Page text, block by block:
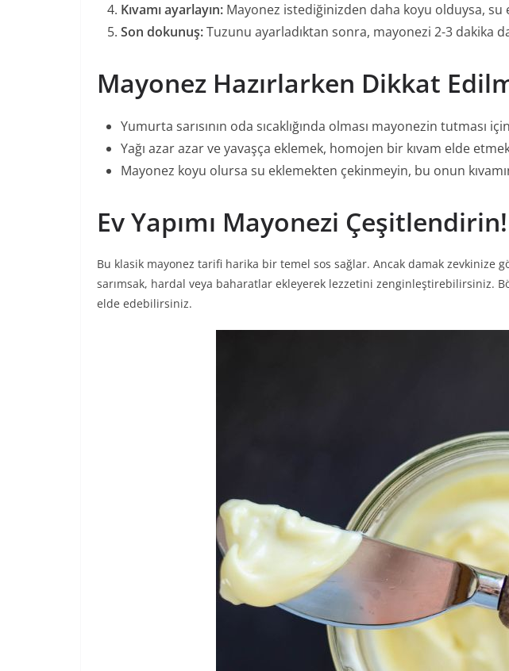
Kıvamı ayarlayın: Mayonez istediğinizden daha koyu olduysa, su
Son dokunuş:Tuzunu ayarladıktan sonra, mayonezi 2-3 dakika
Mayonez Hazırlarken Dikkat
Yumurta sarısının oda sıcaklığında olması mayonezin tutması
Yağı azar azar ve yavaşça eklemek, homojen bir kıvam elde
Mayonez koyu olursa su eklemekten çekinmeyin, bu onun
Ev Yapımı Mayonezi Çeşitlendirin!
Bu klasik mayonez tarifi harika bir temel sos sağlar. Ancak damak
sarımsak, hardal veya baharatlar ekleyerek lezzetini zenginleştirebilirsiniz.
elde edebilirsiniz.